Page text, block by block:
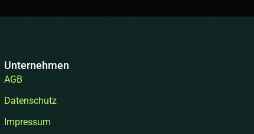
Unternehmen
AGB
Datenschutz
Impressum